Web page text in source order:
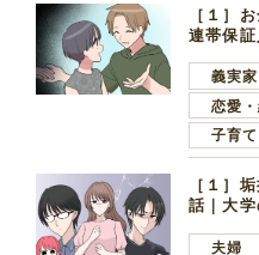
［１］
連帯保
言ってき
義実
恋愛
子育て
［１］
話｜大
子学生
夫婦